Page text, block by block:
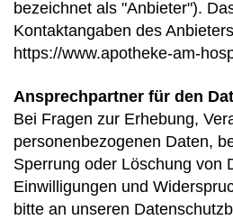
bezeichnet als "Anbieter").
Kontaktangaben des
https://www.apotheke-am-
Ansprechpartner für den
Bei Fragen zur Erhebung,
personenbezogenen Daten,
Sperrung oder Löschung von
Einwilligungen und
bitte an unseren